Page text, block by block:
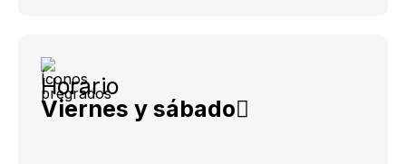
Horario
Viernes y sábado